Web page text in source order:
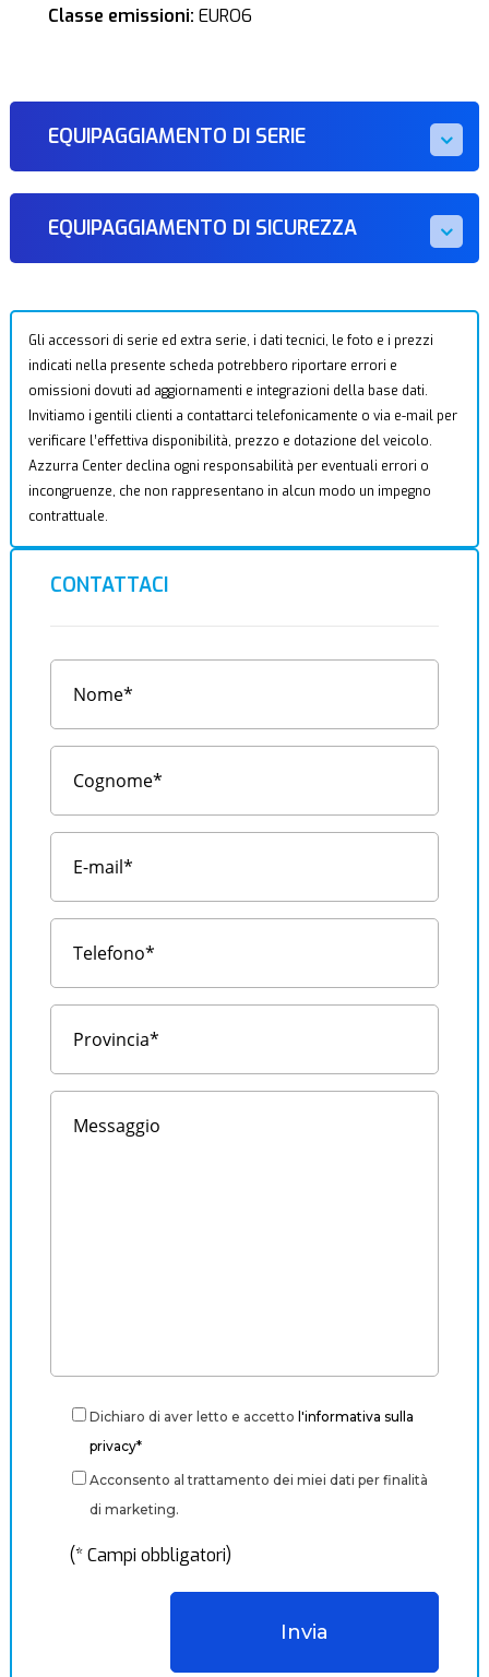
Classe emissioni: EURO6
EQUIPAGGIAMENTO DI SERIE
EQUIPAGGIAMENTO DI SICUREZZA
Gli accessori di serie ed extra serie, i dati tecnici, le foto e i prezzi
indicati nella presente scheda potrebbero riportare errori e
omissioni dovuti ad aggiornamenti e integrazioni della base dati.
Invitiamo i gentili clienti a contattarci telefonicamente o via e-mail per
verificare l’effettiva disponibilità, prezzo e dotazione del veicolo.
Azzurra Center declina ogni responsabilità per eventuali errori o
incongruenze, che non rappresentano in alcun modo un impegno
contrattuale.
CONTATTACI
Dichiaro di aver letto e accetto l'informativa sulla
privacy*
Acconsento al trattamento dei miei dati per finalità
di marketing.
(* Campi obbligatori)